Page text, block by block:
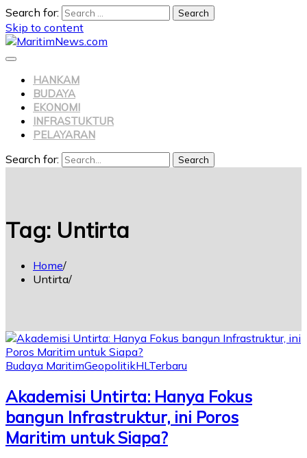
Search for:
Skip to content
HANKAM
BUDAYA
EKONOMI
INFRASTUKTUR
PELAYARAN
Search for: Search
Tag: Untirta
Home
Untirta
Budaya MaritimGeopolitikHL Terbaru
Akademisi Untirta: Hanya Fokus
bangun Infrastruktur, ini Poros
Maritim untuk Siapa?